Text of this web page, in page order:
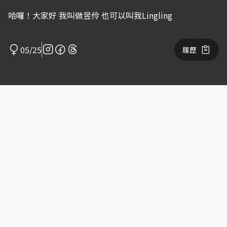
哈囉！大家好 我叫做昱伶 也可以叫我Lingling
05/25 履歷